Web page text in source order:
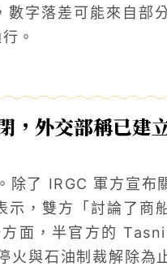
字落差可能來自部
。
，外交部稱已建
除了 IRGC 軍方宣布
，雙方「討論了商
面，半官方的
火與石油制裁解除為